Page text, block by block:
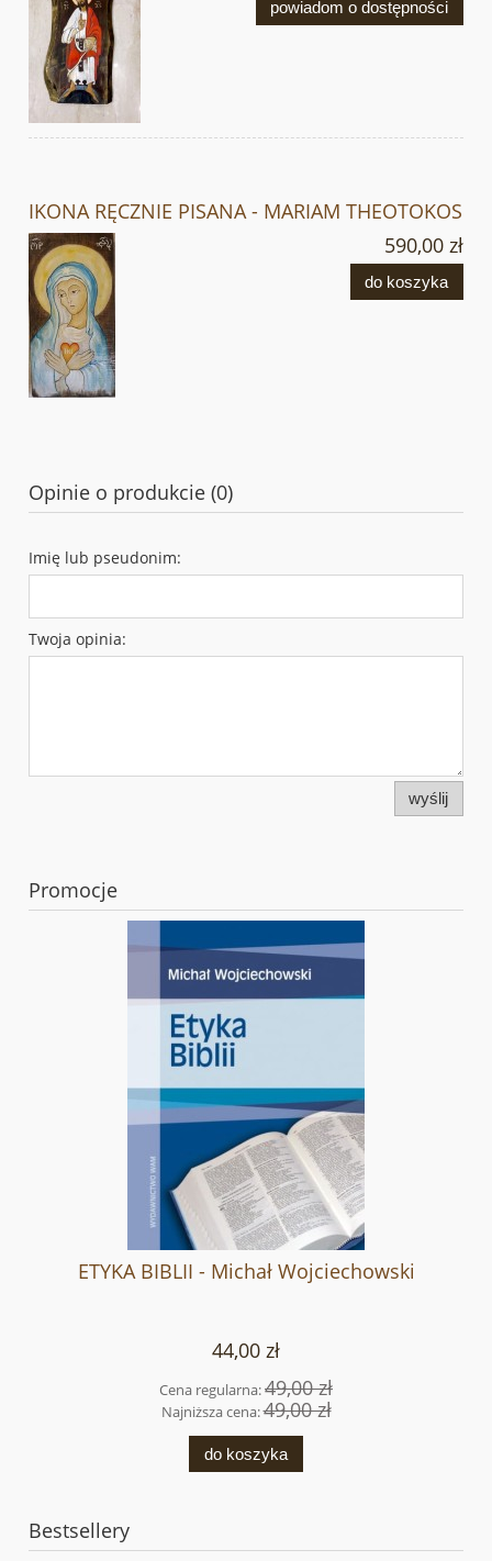
powiadom o dostępności
IKONA RĘCZNIE PISANA - MARIAM THEOTOKOS
590,00 zł
do koszyka
Opinie o produkcie (0)
Imię lub pseudonim:
Twoja opinia:
wyślij
Promocje
ETYKA BIBLII - Michał Wojciechowski
44,00 zł
Cena regularna:49,00 zł
Najniższa cena:49,00 zł
do koszyka
Bestsellery